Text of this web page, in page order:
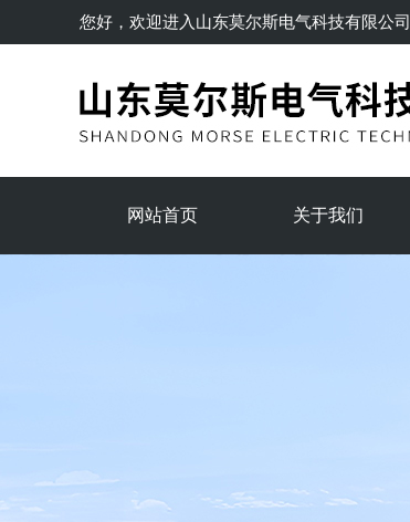
您好，欢迎进入 山东莫尔斯电气科技有限公司
网站首页 关于我们